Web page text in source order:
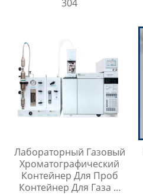
304
Лабораторный Газовый
Хроматографический
Контейнер Для Проб
Контейнер Для Газа И